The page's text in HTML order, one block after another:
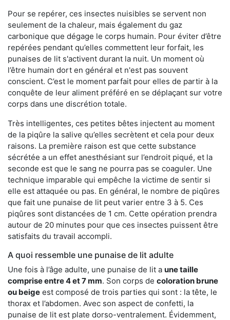
Pour se repérer, ces insectes nuisibles se servent non
seulement de la chaleur, mais également du gaz
carbonique que dégage le corps humain. Pour éviter d’être
repérées pendant qu’elles commettent leur forfait, les
punaises de lit s'activent durant la nuit. Un moment où
l’être humain dort en général et n'est pas souvent
conscient. C’est le moment parfait pour elles de partir à la
conquête de leur aliment préféré en se déplaçant sur votre
corps dans une discrétion totale.
Très intelligentes, ces petites bêtes injectent au moment
de la piqûre la salive qu’elles secrètent et cela pour deux
raisons. La première raison est que cette substance
sécrétée a un effet anesthésiant sur l’endroit piqué, et la
seconde est que le sang ne pourra pas se coaguler. Une
technique imparable qui empêche la victime de sentir si
elle est attaquée ou pas. En général, le nombre de piqûres
que fait une punaise de lit peut varier entre 3 à 5. Ces
piqûres sont distancées de 1 cm. Cette opération prendra
autour de 20 minutes pour que ces insectes puissent être
satisfaits du travail accompli.
A quoi ressemble une punaise de lit adulte
Une fois à l’âge adulte, une punaise de lit a une taille
comprise entre 4 et 7 mm. Son corps de coloration brune
ou beige est composé de trois parties qui sont : la tête, le
thorax et l’abdomen. Avec son aspect de confetti, la
punaise de lit est plate dorso-ventralement. Évidemment,